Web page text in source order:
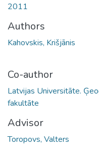
2011
Authors
Kahovskis, Krišjānis
Co-author
Latvijas Universitāte.
fakultāte
Advisor
Toropovs, Valters